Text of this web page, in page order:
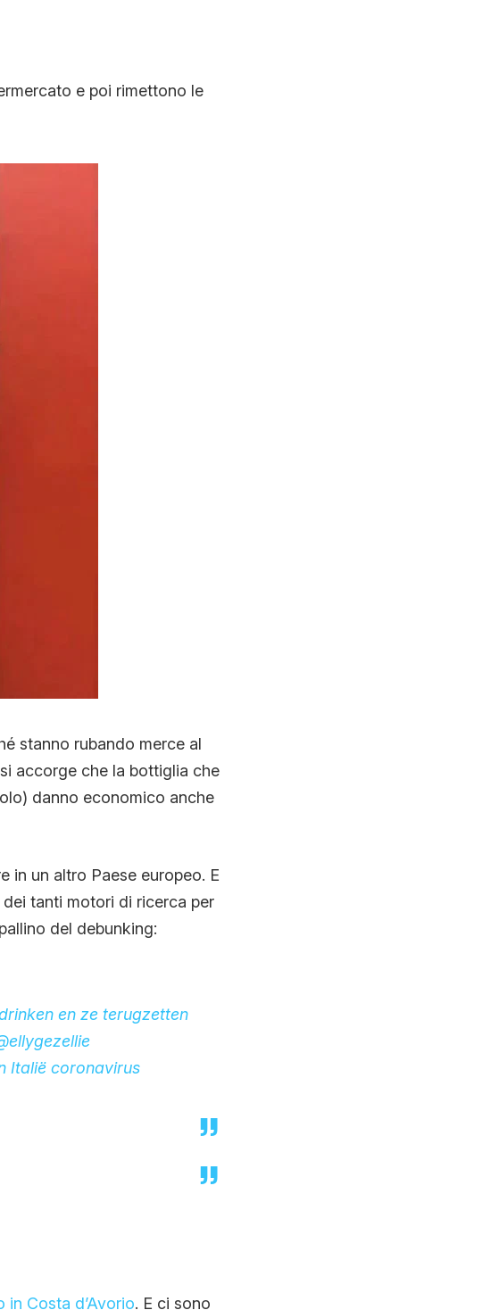
e poi rimettono le
stanno rubando merce al
accorge che la bottiglia che
danno economico anche
in un altro Paese europeo. E
tanti motori di ricerca per
del debunking:
en ze terugzetten
Italië coronavirus
in Costa d’Avorio. E ci sono